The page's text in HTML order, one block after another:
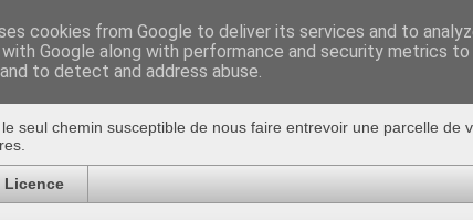
!
seul chemin susceptible de nous faire entrevoir une parcelle
Licence
cookies from Google to deliver its services and to
with Google along with performance and security metrics
to detect and address abuse.